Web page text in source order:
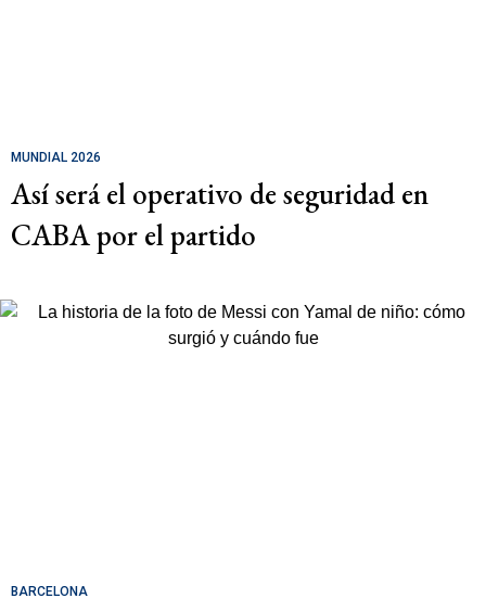
MUNDIAL 2026
Así será el operativo de seguridad en
CABA por el partido
BARCELONA